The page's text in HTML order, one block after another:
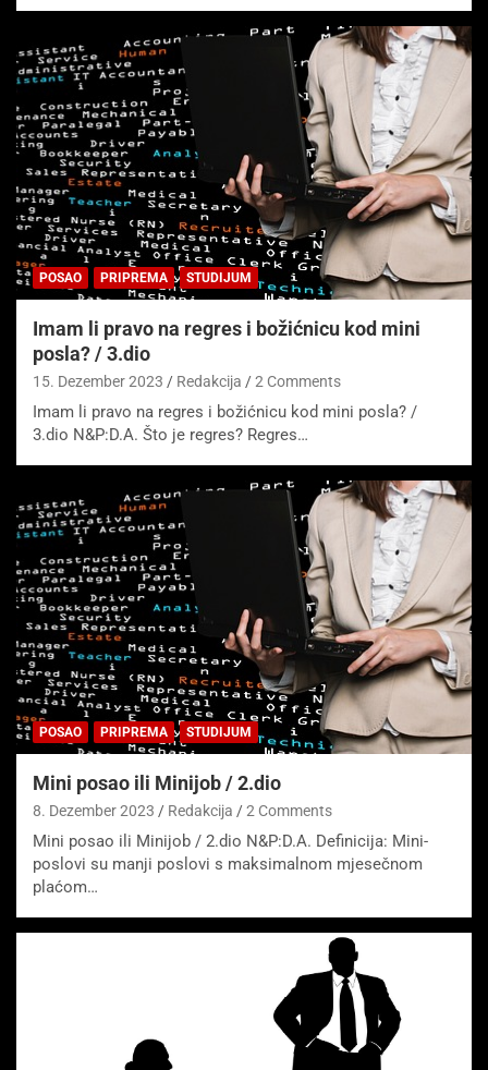
POSAO PRIPREMA STUDIJUM
Imam li pravo na regres i božićnicu kod mini
posla? / 3.dio
15. Dezember 2023 Redakcija 2 Comments
Imam li pravo na regres i božićnicu kod mini posla? /
3.dio N&P:D.A. Što je regres? Regres…
POSAO PRIPREMA STUDIJUM
Mini posao ili Minijob / 2.dio
8. Dezember 2023 Redakcija 2 Comments
Mini posao ili Minijob / 2.dio N&P:D.A. Definicija: Mini-
poslovi su manji poslovi s maksimalnom mjesečnom
plaćom…